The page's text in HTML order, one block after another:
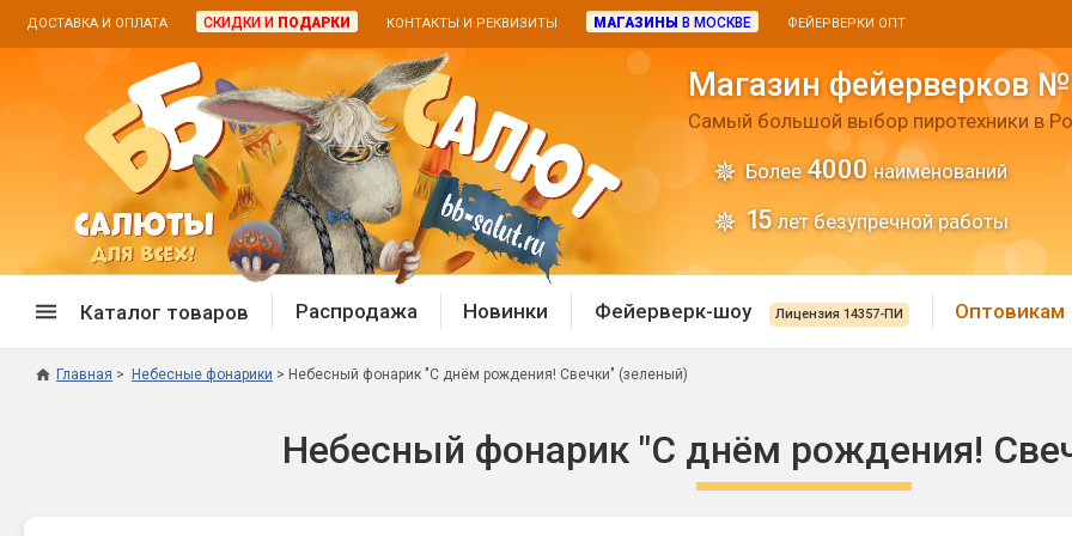
ДОСТАВКА И ОПЛАТА СКИДКИ И ПОДАРКИ КОНТАКТЫ И РЕКВИЗИТЫ МАГАЗИНЫ В МОСКВЕ ФЕЙЕРВЕРКИ ОПТ
Магазин фейерверков
Самый большой выбор пиротехники в
Более 4000 наименований
15 лет безупречной работы
Каталог товаров
Дневные батареи
Хлопушки и
Распродажа Новинки Фейерверк-шоу Лицензия 14357-ПИ Оптовикам
Главная Небесные фонарики Небесный фонарик "С днём рождения! Свечки" (зеленый)
Небесный фонарик "С днём рождения!